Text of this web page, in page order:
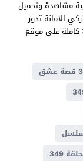
349 مترجمة للعربية مشاهدة وتحميل
الامانة تدور
في احداث ​​درامية مشوقة شاهد الامانة حلقة 349 كاملة على موقع
349